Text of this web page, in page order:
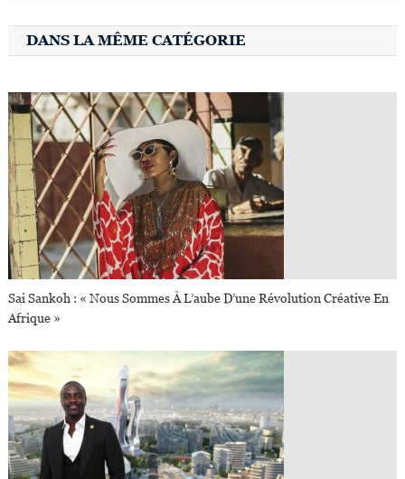
DANS LA MÊME CATÉGORIE
Sai Sankoh : « Nous Sommes À L’aube D’une Révolution Créative En
Afrique »